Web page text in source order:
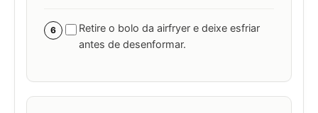
6
Retire o bolo da airfryer e deixe esfriar
antes de desenformar.